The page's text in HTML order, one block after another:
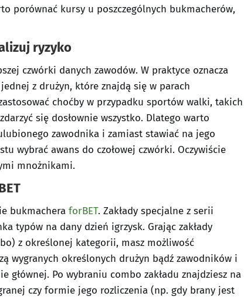
porównać kursy u poszczególnych bukmacherów,
ryzyko
czwórki danych zawodów. W praktyce oznacza
z drużyn, które znajdą się w parach
choćby w przypadku sportów walki, takich
się dosłownie wszystko. Dlatego warto
zawodnika i zamiast stawiać na jego
wybrać awans do czołowej czwórki. Oczywiście
mnożnikami.
bukmachera forBET. Zakłady specjalne z serii
typów na dany dzień igrzysk. Grając zakłady
z określonej kategorii, masz możliwość
wygranych określonych drużyn bądź zawodników i
Po wybraniu combo zakładu znajdziesz na
czy formie jego rozliczenia (np. gdy brany jest